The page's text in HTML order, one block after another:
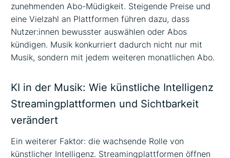
zunehmenden Abo-Müdigkeit. Steigende Preise und
eine Vielzahl an Plattformen führen dazu, dass
Nutzer:innen bewusster auswählen oder Abos
kündigen. Musik konkurriert dadurch nicht nur mit
Musik, sondern mit jedem weiteren monatlichen Abo.
KI in der Musik: Wie künstliche Intelligenz
Streamingplattformen und Sichtbarkeit
verändert
Ein weiterer Faktor: die wachsende Rolle von
künstlicher Intelligenz. Streamingplattformen öffnen